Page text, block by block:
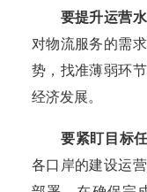
要提升运营水
对物流服务的需
势，找准薄弱环
经济发展。
要紧盯目标
各口岸的建设运